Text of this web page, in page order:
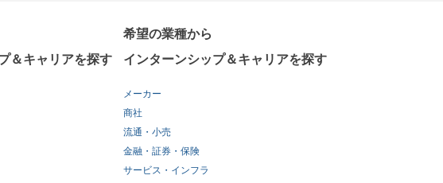
＆キャリアを探す
希望の業種から
インターンシップ＆キャリアを探す
メーカー
商社
流通・小売
金融・証券・保険
サービス・インフラ